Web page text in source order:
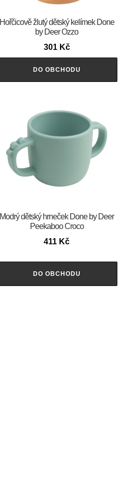
Hořčicově žlutý dětský kelímek Done
by Deer Ozzo
301 Kč
DO OBCHODU
Modrý dětský hrneček Done by Deer
Peekaboo Croco
411 Kč
DO OBCHODU